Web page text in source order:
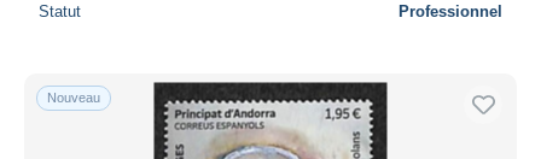
Statut Professionnel
Nouveau